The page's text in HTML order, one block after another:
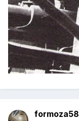
formoza58